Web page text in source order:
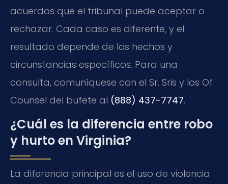
acuerdos que el tribunal puede aceptar o
rechazar. Cada caso es diferente, y el
resultado depende de los hechos y
circunstancias específicos. Para una
consulta, comuníquese con el Sr. Sris y los Of
Counsel del bufete al (888) 437-7747.
¿Cuál es la diferencia entre robo
y hurto en Virginia?
La diferencia principal es el uso de violencia